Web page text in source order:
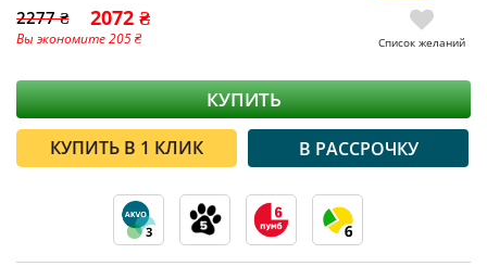
2277 ₴ 2072 ₴
Вы экономите 205 ₴ Список желаний
КУПИТЬ
КУПИТЬ В 1 КЛИК В РАССРОЧКУ